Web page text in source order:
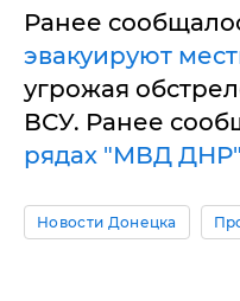
Ранее
эвакуируют
угрожая
ВСУ. Ранее
рядах "МВД ДНР"
Новости Донецка